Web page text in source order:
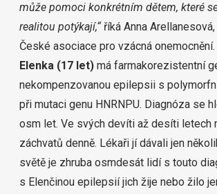
může pomoci konkrétním dětem, které
realitou potýkají,“říká Anna
České asociace pro vzácná onemocnění.
Elenka (17 let) má farmakorezistentní
nekompenzovanou epilepsii s
při mutaci genu HNRNPU. Diagnóza se
osm let. Ve svých devíti až desíti letech
záchvatů denně. Lékaři jí dávali jen
světě je zhruba osmdesát lidí s touto
s Elenčinou epilepsií jich žije nebo žilo